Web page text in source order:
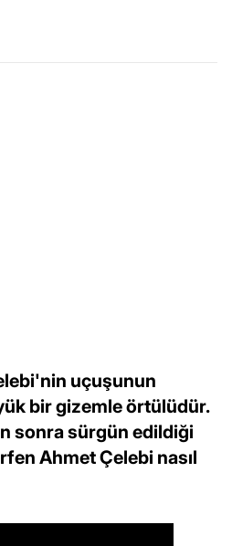
uçuşunun
bir gizemle örtülüdür.
sonra sürgün edildiği
Ahmet Çelebi nasıl